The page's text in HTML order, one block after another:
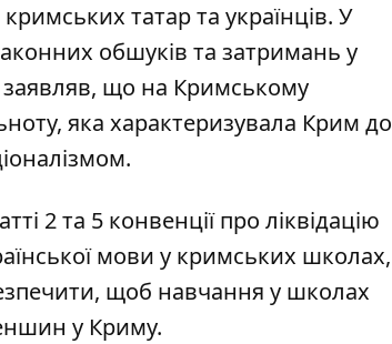
татар та українців. У
обшуків та затримань у
заявляв, що на Кримському
яка характеризувала Крим до
2 та 5 конвенції про ліквідацію
мови у кримських школах,
щоб навчання у школах
у Криму.